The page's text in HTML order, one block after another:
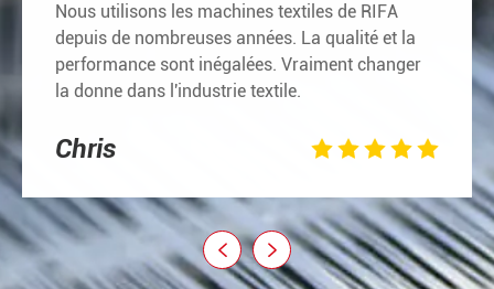
Nous utilisons les machines textiles de RIFA
depuis de nombreuses années. La qualité et la
performance sont inégalées. Vraiment changer
la donne dans l'industrie textile.
Chris 
 